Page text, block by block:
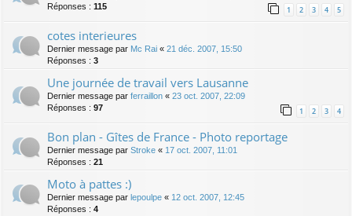
Réponses : 115 1 2 3 4 5
cotes interieures
Dernier message par Mc Rai « 21 déc. 2007, 15:50
Réponses : 3
Une journée de travail vers Lausanne
Dernier message par ferraillon « 23 oct. 2007, 22:09
Réponses : 97 1 2 3 4
Bon plan - Gîtes de France - Photo reportage
Dernier message par Stroke « 17 oct. 2007, 11:01
Réponses : 21
Moto à pattes :)
Dernier message par lepoulpe « 12 oct. 2007, 12:45
Réponses : 4